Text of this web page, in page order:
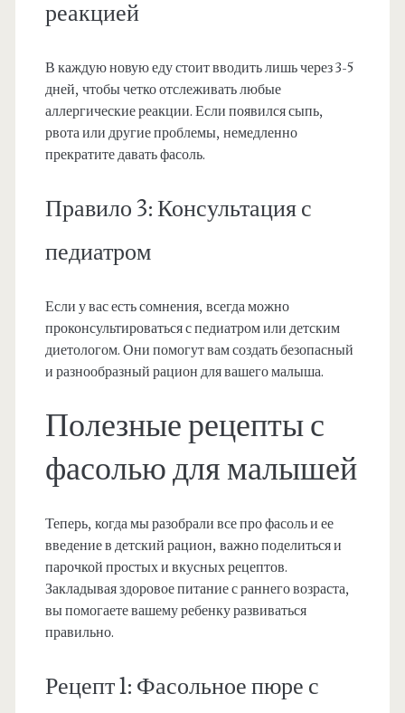
реакцией
В каждую новую еду стоит вводить лишь через 3-5
дней, чтобы четко отслеживать любые
аллергические реакции. Если появился сыпь,
рвота или другие проблемы, немедленно
прекратите давать фасоль.
Правило 3: Консультация с
педиатром
Если у вас есть сомнения, всегда можно
проконсультироваться с педиатром или детским
диетологом. Они помогут вам создать безопасный
и разнообразный рацион для вашего малыша.
Полезные рецепты с
фасолью для малышей
Теперь, когда мы разобрали все про фасоль и ее
введение в детский рацион, важно поделиться и
парочкой простых и вкусных рецептов.
Закладывая здоровое питание с раннего возраста,
вы помогаете вашему ребенку развиваться
правильно.
Рецепт 1: Фасольное пюре с